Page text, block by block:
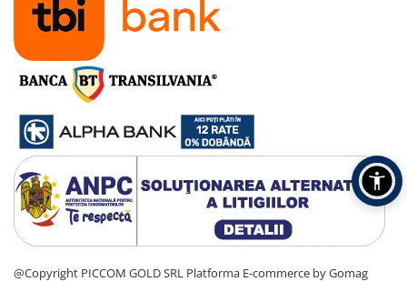
@Copyright PICCOM GOLD SRL Platforma E-commerce by Gomag